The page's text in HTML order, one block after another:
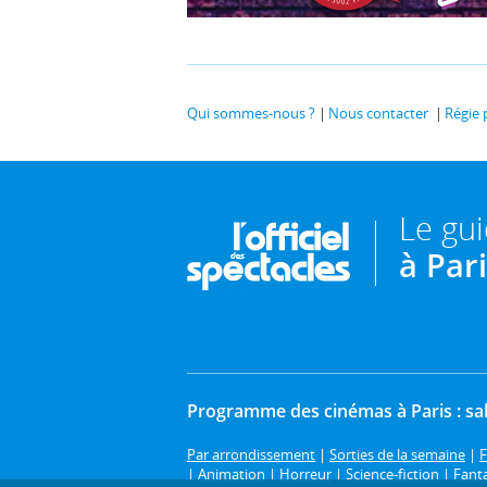
Qui sommes-nous ? Nous contacter Régie
Le
à
Programme des cinémas à Paris :
Par arrondissement | Sorties de la semaine |
| Animation | Horreur | Science-fiction |